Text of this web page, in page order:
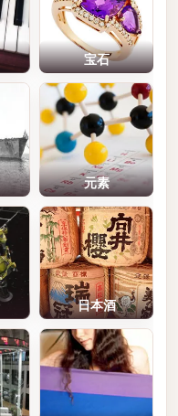
宝石
元素
日本酒